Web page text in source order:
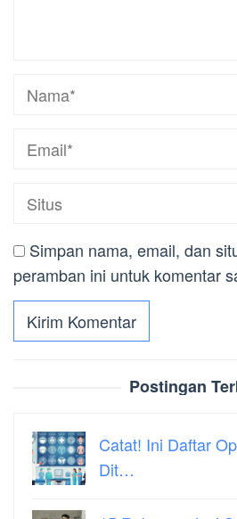
Simpan nama, email, dan
peramban ini untuk komentar
Postingan
Catat! Ini Daftar
Dit…